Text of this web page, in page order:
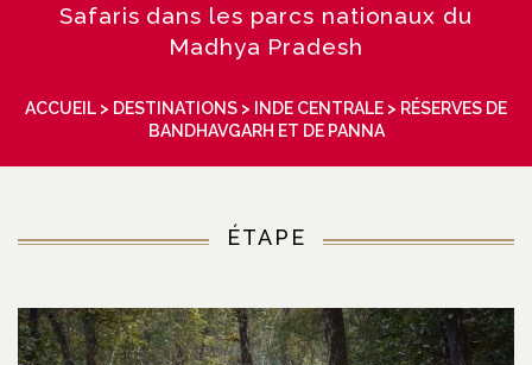
Safaris dans les parcs nationaux du
Madhya Pradesh
ACCUEIL > DESTINATIONS > INDE CENTRALE > RÉSERVES DE
BANDHAVGARH ET DE PANNA
ÉTAPE